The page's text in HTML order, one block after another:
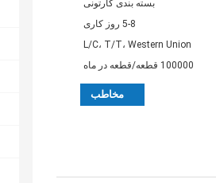
بسته بندی کارتونی
5-8 روز کاری
L/C، T/T، Western Union
100000 قطعه/قطعه در ماه
مخاطب